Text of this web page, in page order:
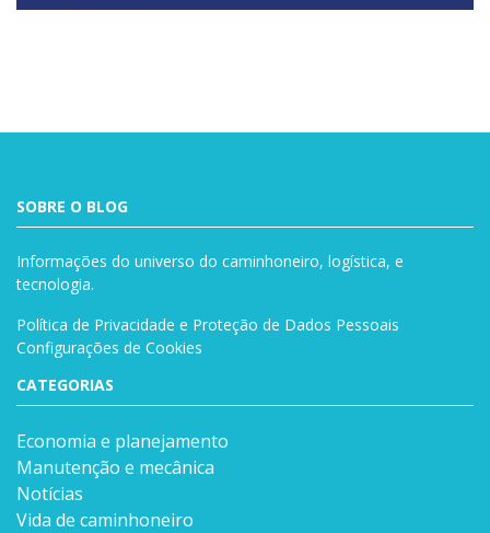
SOBRE O BLOG
Informações do universo do caminhoneiro, logística, e
tecnologia.
Política de Privacidade e Proteção de Dados Pessoais
Configurações de Cookies
CATEGORIAS
Economia e planejamento
Manutenção e mecânica
Notícias
Vida de caminhoneiro